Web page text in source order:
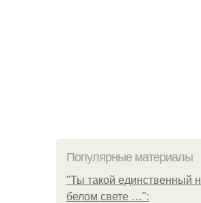
Популярные материалы
"Ты такой единственный
белом свете …":